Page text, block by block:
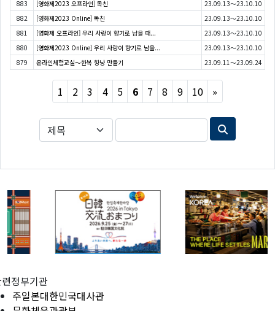
883
[영화제2023 오프라인] 독친
23.09.13～23.10.10
882
[영화제2023 Online] 독친
23.09.13～23.10.10
881
[영화제 오프라인] 우리 사랑이 향기로 남을 때...
23.09.13～23.10.10
880
[영화제2023 Online] 우리 사랑이 향기로 남을...
23.09.13～23.10.10
879
온라인체험교실〜한복 향냥 만들기 23.09.11～23.09.24
1 2 3 4 5 6 7 8 9 10 »
정부기관
주일본대한민국대사관